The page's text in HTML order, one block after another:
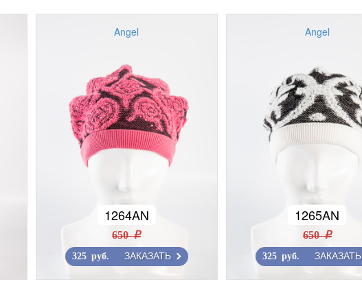
Angel
1264AN
650 r
325 руб. ЗАКАЗАТЬ
Angel
1265AN
650 r
325 руб. ЗАКАЗАТЬ